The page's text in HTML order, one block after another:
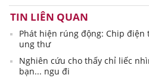
TIN LIÊN QUAN
Phát hiện rúng động: Chip điện
ung thư
Nghiên cứu cho thấy chỉ liếc
bạn... ngu đi